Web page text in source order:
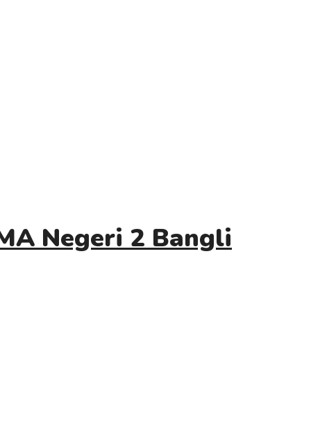
Negeri 2 Bangli